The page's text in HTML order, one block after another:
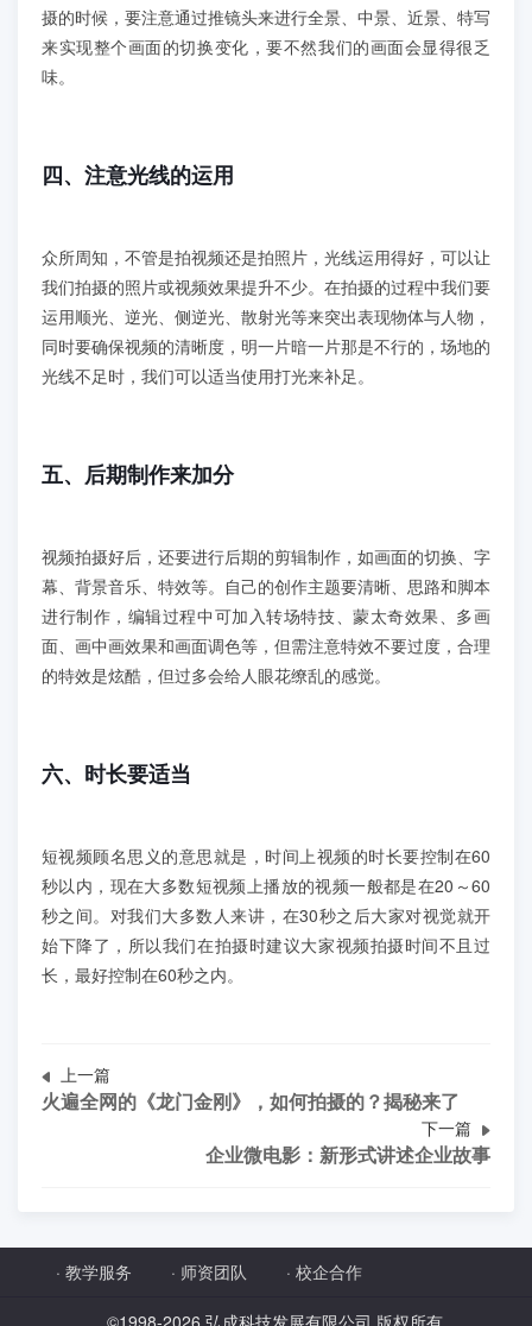
摄的时候，要注意通过推镜头来进行全景、中景、近景、特写
来实现整个画面的切换变化，要不然我们的画面会显得很乏
味。
四、注意光线的运用
众所周知，不管是拍视频还是拍照片，光线运用得好，可以让
我们拍摄的照片或视频效果提升不少。在拍摄的过程中我们要
运用顺光、逆光、侧逆光、散射光等来突出表现物体与人物，
同时要确保视频的清晰度，明一片暗一片那是不行的，场地的
光线不足时，我们可以适当使用打光来补足。
五、后期制作来加分
视频拍摄好后，还要进行后期的剪辑制作，如画面的切换、字
幕、背景音乐、特效等。自己的创作主题要清晰、思路和脚本
进行制作，编辑过程中可加入转场特技、蒙太奇效果、多画
面、画中画效果和画面调色等，但需注意特效不要过度，合理
的特效是炫酷，但过多会给人眼花缭乱的感觉。
六、时长要适当
短视频顾名思义的意思就是，时间上视频的时长要控制在60
秒以内，现在大多数短视频上播放的视频一般都是在20～60
秒之间。对我们大多数人来讲，在30秒之后大家对视觉就开
始下降了，所以我们在拍摄时建议大家视频拍摄时间不且过
长，最好控制在60秒之内。
上一篇
火遍全网的《龙门金刚》，如何拍摄的？揭秘来了
下一篇
企业微电影：新形式讲述企业故事
· 教学服务 · 师资团队 · 校企合作
©1998-2026 弘成科技发展有限公司 版权所有